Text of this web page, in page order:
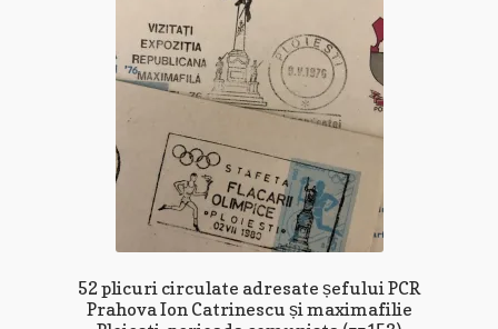
52 plicuri circulate adresate șefului PCR
Prahova Ion Catrinescu și maximafilie